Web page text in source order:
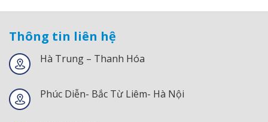
Thông tin liên hệ
Hà Trung – Thanh Hóa
Phúc Diễn- Bắc Từ Liêm- Hà Nội